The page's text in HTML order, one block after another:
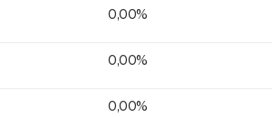
0,00%
0,00%
0,00%